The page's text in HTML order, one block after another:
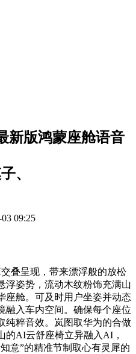
新版鸿蒙座舱语音
、
09:25
呈现，带来漂浮般的放松
浮姿势，流动木纹粉饰充满山
座舱。可及时用户坐姿并动态
融入车内空间。确保每个座位
纯粹音效。岚图取华为的合做
的AI云舒座椅立异融入AI，
意”的精准节制取心有灵犀的